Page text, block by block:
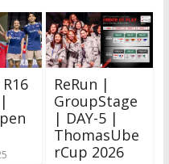
ReRun |
GroupStage
| DAY-5 |
ThomasUbe
rCup 2026